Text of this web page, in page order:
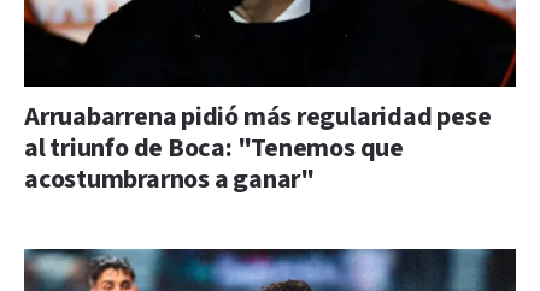
Arruabarrena pidió más regularidad pese
al triunfo de Boca: "Tenemos que
acostumbrarnos a ganar"